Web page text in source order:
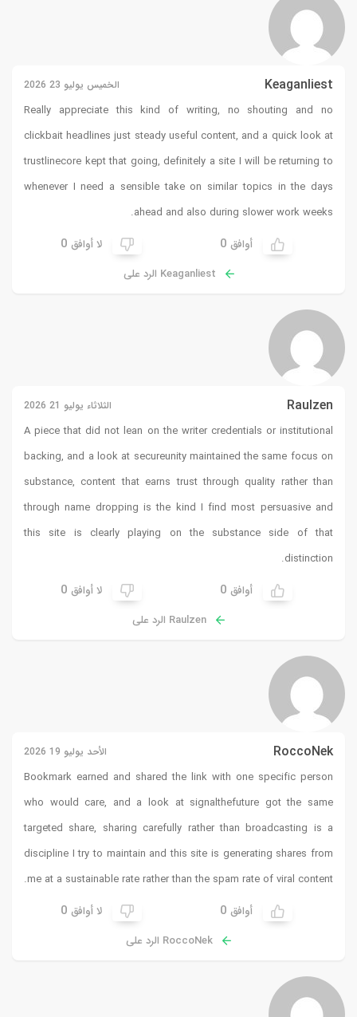
Keaganliest الخميس يوليو 23 2026
Really appreciate this kind of writing, no shouting and no
clickbait headlines just steady useful content, and a quick look at
trustlinecore kept that going, definitely a site I will be returning to
whenever I need a sensible take on similar topics in the days
ahead and also during slower work weeks.
أوافق 0 لا أوافق 0
Keaganliest الرد على
Raulzen الثلاثاء يوليو 21 2026
A piece that did not lean on the writer credentials or institutional
backing, and a look at secureunitymaintained the same focus on
substance, content that earns trust through quality rather than
through name dropping is the kind I find most persuasive and
this site is clearly playing on the substance side of that
distinction.
أوافق 0 لا أوافق 0
Raulzen الرد على
RoccoNek الأحد يوليو 19 2026
Bookmark earned and shared the link with one specific person
who would care, and a look at signalthefuture got the same
targeted share, sharing carefully rather than broadcasting is a
discipline I try to maintain and this site is generating shares from
me at a sustainable rate rather than the spam rate of viral content.
أوافق 0 لا أوافق 0
RoccoNek الرد على